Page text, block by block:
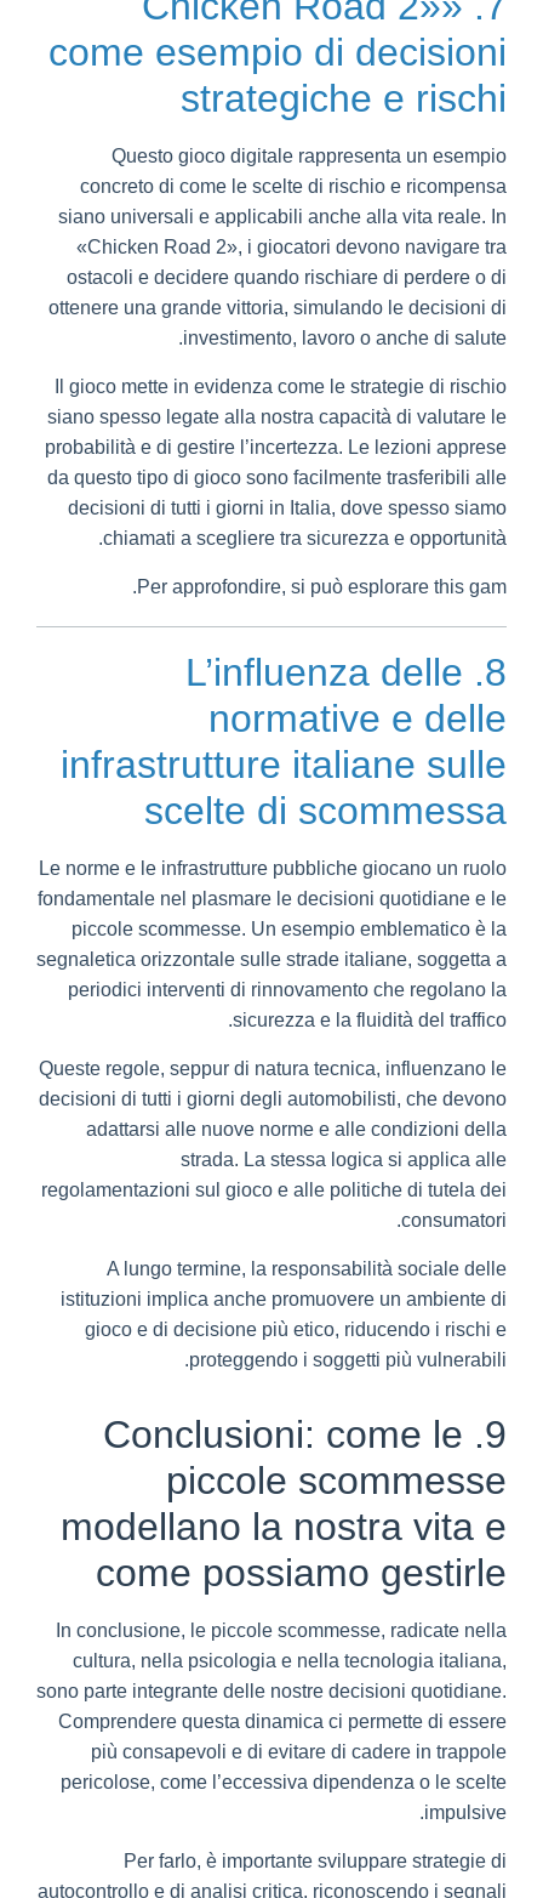
come esempio di decisioni
strategiche e rischi
Questo gioco digitale rappresenta un esempio
concreto di come le scelte di rischio e ricompensa
siano universali e applicabili anche alla vita reale. In
«Chicken Road 2», i giocatori devono navigare tra
ostacoli e decidere quando rischiare di perdere o di
ottenere una grande vittoria, simulando le decisioni di
investimento, lavoro o anche di salute.
Il gioco mette in evidenza come le strategie di rischio
siano spesso legate alla nostra capacità di valutare le
probabilità e di gestire l’incertezza. Le lezioni apprese
da questo tipo di gioco sono facilmente trasferibili alle
decisioni di tutti i giorni in Italia, dove spesso siamo
chiamati a scegliere tra sicurezza e opportunità.
Per approfondire, si può esplorare this gam.
8. L’influenza delle
normative e delle
infrastrutture italiane sulle
scelte di scommessa
Le norme e le infrastrutture pubbliche giocano un ruolo
fondamentale nel plasmare le decisioni quotidiane e le
piccole scommesse. Un esempio emblematico è la
segnaletica orizzontale sulle strade italiane, soggetta a
periodici interventi di rinnovamento che regolano la
sicurezza e la fluidità del traffico.
Queste regole, seppur di natura tecnica, influenzano le
decisioni di tutti i giorni degli automobilisti, che devono
adattarsi alle nuove norme e alle condizioni della
strada. La stessa logica si applica alle
regolamentazioni sul gioco e alle politiche di tutela dei
consumatori.
A lungo termine, la responsabilità sociale delle
istituzioni implica anche promuovere un ambiente di
gioco e di decisione più etico, riducendo i rischi e
proteggendo i soggetti più vulnerabili.
9. Conclusioni: come le
piccole scommesse
modellano la nostra vita e
come possiamo gestirle
In conclusione, le piccole scommesse, radicate nella
cultura, nella psicologia e nella tecnologia italiana,
sono parte integrante delle nostre decisioni quotidiane.
Comprendere questa dinamica ci permette di essere
più consapevoli e di evitare di cadere in trappole
pericolose, come l’eccessiva dipendenza o le scelte
impulsive.
Per farlo, è importante sviluppare strategie di
autocontrollo e di analisi critica, riconoscendo i segnali